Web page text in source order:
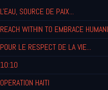
L'EAU, SOURCE DE PAIX...
REACH WITHIN TO EMBRACE HUMANI
POUR LE RESPECT DE LA VIE...
10:10
OPERATION HAITI